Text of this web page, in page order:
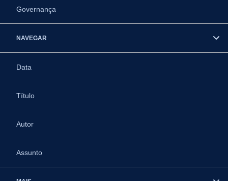
Governança
NAVEGAR
Data
Título
Autor
Assunto